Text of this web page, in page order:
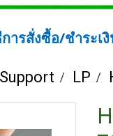
ารสั่งซื้อ/ชำระเ
LP